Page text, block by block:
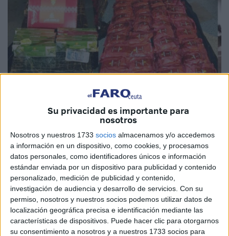
Su privacidad es importante para
nosotros
Nosotros y nuestros 1733 socios almacenamos y/o accedemos
a información en un dispositivo, como cookies, y procesamos
datos personales, como identificadores únicos e información
estándar enviada por un dispositivo para publicidad y contenido
personalizado, medición de publicidad y contenido,
investigación de audiencia y desarrollo de servicios. Con su
permiso, nosotros y nuestros socios podemos utilizar datos de
localización geográfica precisa e identificación mediante las
características de dispositivos. Puede hacer clic para otorgarnos
su consentimiento a nosotros y a nuestros 1733 socios para
Fotos: achtari24.com / archivo
Nueva operación enBab Sebtay nueva aprehensión de
sustancias. Esta vez ha sido media tonelada detabaco
para cachimbaintroducida por un español de Ceuta a
Marruecos.
La operación se ha efectuado de manera conjunta entre la
Policía y los aduaneros en el puesto fronterizo marroquí